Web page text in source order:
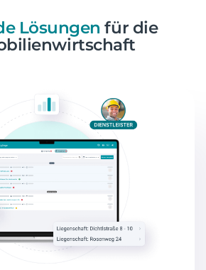
Lösungen für die